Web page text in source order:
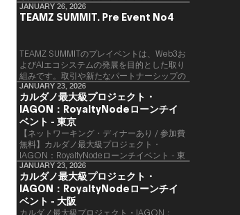
Summit 2026」 が、2026年4月7日・8日に
東京・八芳園にて開催されます。今年のテー
る、特別な2日間となります。このたび、公
式アジェンダが公開されました。（※登壇者
のスケジュール等の都合により、開催までに
内容が変更となる可能性があります。）
JANUARY 26, 2026
TEAMZ SUMMIT. Pre Event No4
TEAMZ SUMMITのプレイベントは、Web3お
よびAIエコシステムの発展を目的とした取り
組みです。​取引や新たなパートナーシップの
90％以上が対面で生まれることから、
TEAMZでは本イベント前に定員制の交流会
を開催し、リラックスした雰囲気の中で質の
高いネットワーキングを促進しています。
JANUARY 23, 2026
カルダノ最大級プロジェクト・
IAGON：RoyaltyNodeローンチイ
ベント - 東京
【ネットワーキング・ディナーあり / 参加費
無料】カルダノ最大級プロジェクト・
IAGON：RoyaltyNodeローンチイベント - 東
京
JANUARY 23, 2026
カルダノ最大級プロジェクト・
IAGON：RoyaltyNodeローンチイ
ベント - 大阪
​カルダノ最大級プロジェクト・IAGON：